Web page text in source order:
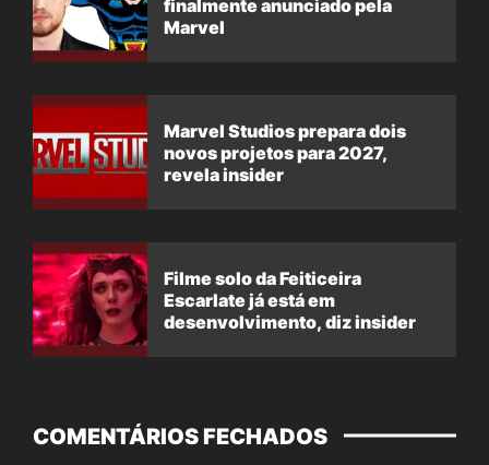
finalmente anunciado pela
Marvel
Marvel Studios prepara dois
novos projetos para 2027,
revela insider
Filme solo da Feiticeira
Escarlate já está em
desenvolvimento, diz insider
COMENTÁRIOS FECHADOS